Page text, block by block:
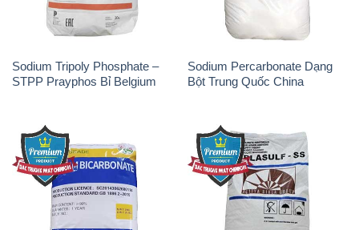
Sodium Tripoly Phosphate –
STPP Prayphos Bỉ Belgium
Sodium Percarbonate Dạng
Bột Trung Quốc China